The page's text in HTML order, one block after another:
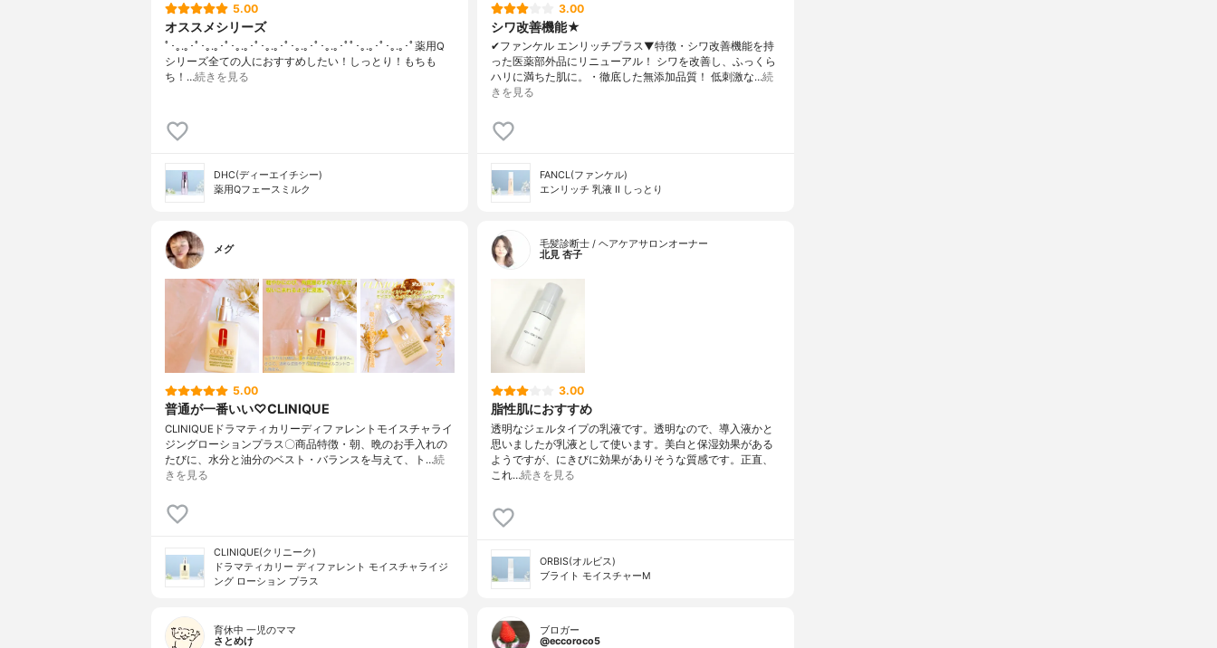
5.00
オススメシリーズ
ﾟ･｡.｡･ﾟ･｡.｡･ﾟ･｡.｡･ﾟ･｡.｡･ﾟ･｡.｡･ﾟ･｡.｡･ﾟﾟ･｡.｡･ﾟ･｡.｡･ﾟ薬用Q
シリーズ全ての人におすすめしたい！しっとり！もちも
ち！…続きを見る
DHC(ディーエイチシー)
薬用Qフェースミルク
3.00
シワ改善機能★
✔︎ファンケル エンリッチプラス▼特徴・シワ改善機能を持
った医薬部外品にリニューアル！ シワを改善し、ふっくら
ハリに満ちた肌に。・徹底した無添加品質！ 低刺激な…続
きを見る
FANCL(ファンケル)
エンリッチ 乳液 II しっとり
メグ
5.00
普通が一番いい♡CLINIQUE
CLINIQUEドラマティカリーディファレントモイスチャライ
ジングローションプラス〇商品特徴・朝、晩のお手入れの
たびに、水分と油分のベスト・バランスを与えて、ト…続
きを見る
CLINIQUE(クリニーク)
ドラマティカリー ディファレント モイスチャライジ
ング ローション プラス
毛髪診断士 / ヘアケアサロンオーナー
北見 杏子
3.00
脂性肌におすすめ
透明なジェルタイプの乳液です。透明なので、導入液かと
思いましたが乳液として使います。美白と保湿効果がある
ようですが、にきびに効果がありそうな質感です。正直、
これ…続きを見る
ORBIS(オルビス)
ブライト モイスチャーM
育休中 一児のママ
さとめけ
ブロガー
@eccoroco5